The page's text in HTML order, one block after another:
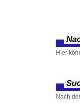
Hier
Nach